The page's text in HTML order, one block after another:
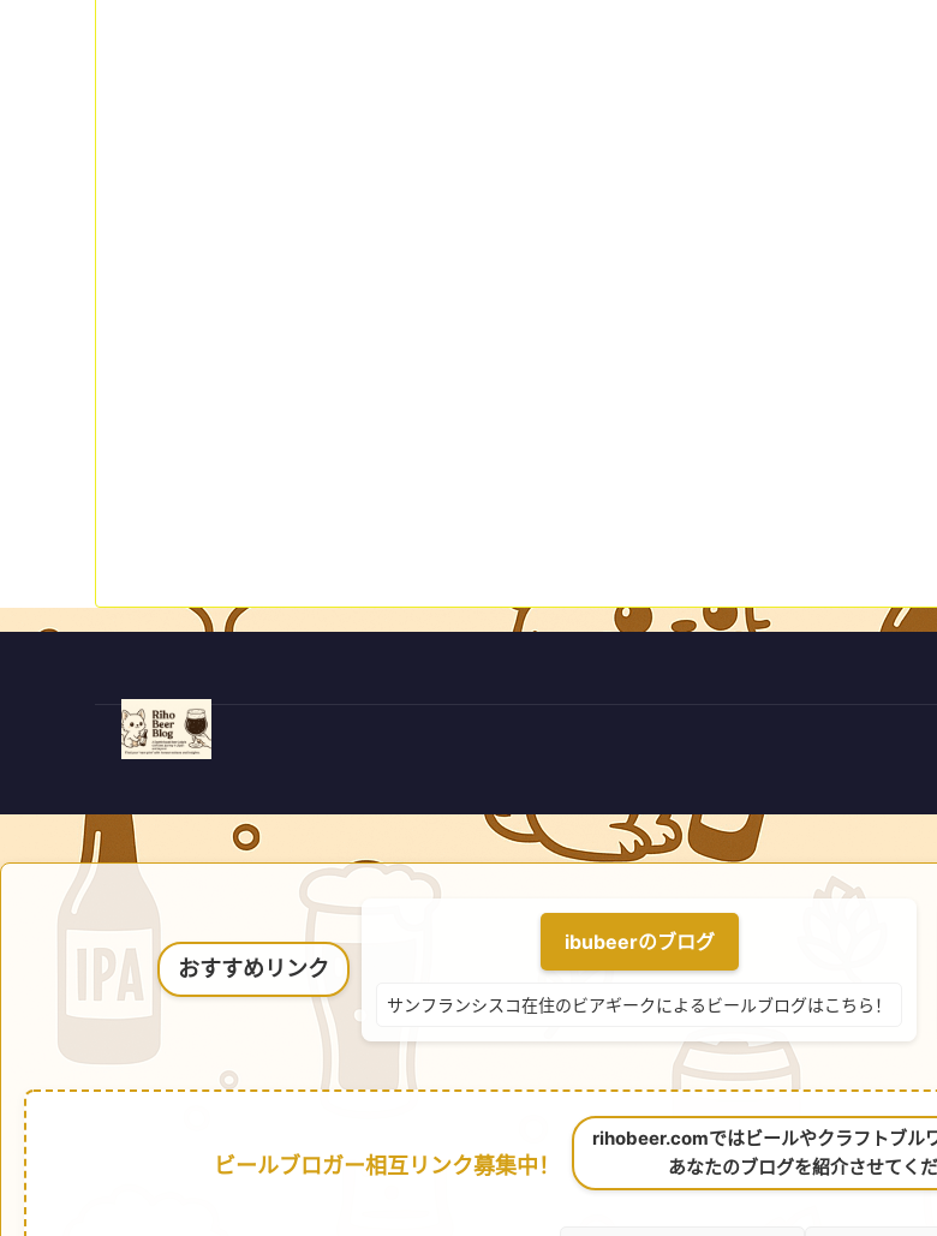
おすすめリンク
ibubeerのブログ
サンフランシスコ在住のビアギークによるビールブログはこちら！
ビールブロガー相互リンク募集中！
rihobeer.comではビールやクラフトブル
あなたのブログを紹介させてく